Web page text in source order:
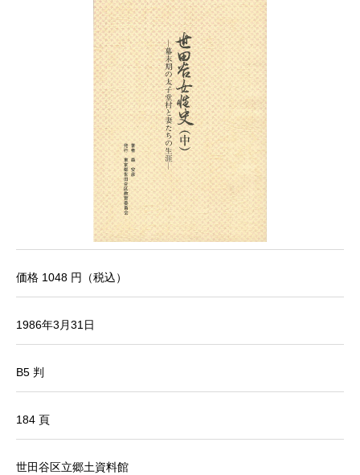
価格 1048 円（税込）
1986年3月31日
B5 判
184 頁
世田谷区立郷土資料館